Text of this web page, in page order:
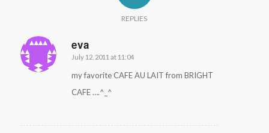
REPLIES
eva
says:
July 12, 2011 at 11:04
my favorite CAFE AU LAIT from BRIGHT
CAFE ….^_^